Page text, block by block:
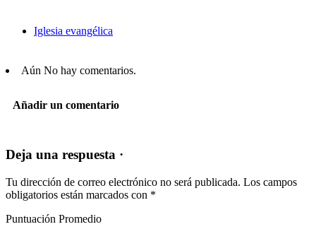
Iglesia evangélica
Aún No hay comentarios.
Añadir un comentario
Deja una respuesta ·
Tu dirección de correo electrónico no será publicada. Los campos
obligatorios están marcados con *
Puntuación Promedio